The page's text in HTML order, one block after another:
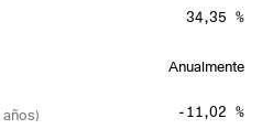
34,35 %
Anualmente
-11,02 %